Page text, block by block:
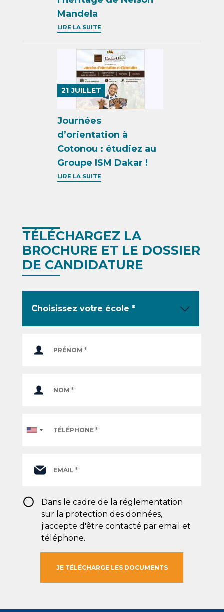
Mandela
LIRE LA SUITE
21 JUILLET
Journées
d’orientation à
Cotonou : étudiez au
Groupe ISM Dakar !
LIRE LA SUITE
TÉLÉCHARGEZ LA
BROCHURE ET LE DOSSIER
DE CANDIDATURE
RGPD*
Dans le cadre de la réglementation
sur la protection des données,
j'accepte d'être contacté par email et
téléphone.